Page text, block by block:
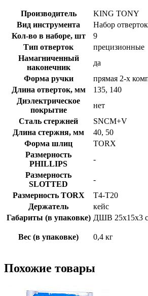
Производитель
KING TONY
Вид инструмента
Набор отверток
Кол-во в наборе, шт
9
Тип отверток
прецизионные
Намагниченный
наконечник
да
Форма ручки
прямая 2-х
Длина отверток, мм
135, 140
Диэлектрическое
покрытие
нет
Сталь стержней
SNCM+V
Длина стержня, мм
40, 50
Форма шлиц
TORX
Размерность
PHILLIPS
-
Размерность
SLOTTED
-
Размерность TORX
T4-T20
Держатель
кейс
Габариты (в упаковке) ДШВ 25x15x3
Вес (в упаковке) 0,4 кг
Похожие товары